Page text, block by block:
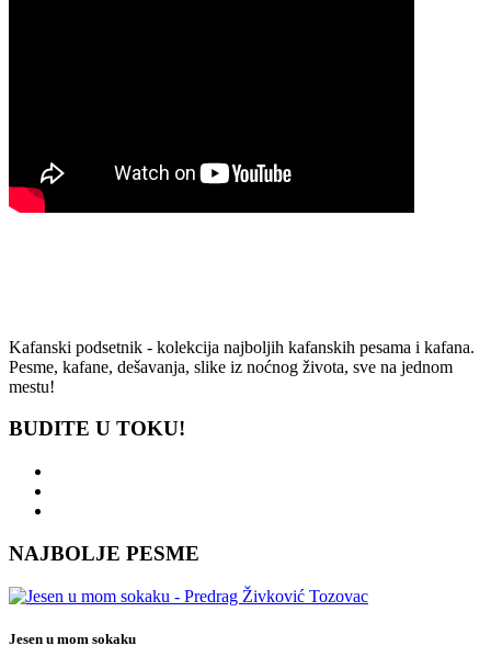
Kafanski podsetnik - kolekcija najboljih kafanskih pesama i kafana.
Pesme, kafane, dešavanja, slike iz noćnog života, sve na jednom
mestu!
BUDITE U TOKU!
NAJBOLJE PESME
Jesen u mom sokaku